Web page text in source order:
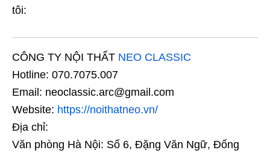
tôi:
CÔNG TY NỘI THẤT NEO CLASSIC
Hotline: 070.7075.007
Email: neoclassic.arc@gmail.com
Website: https://noithatneo.vn/
Địa chỉ:
Văn phòng Hà Nội: Số 6, Đặng Văn Ngữ, Đống